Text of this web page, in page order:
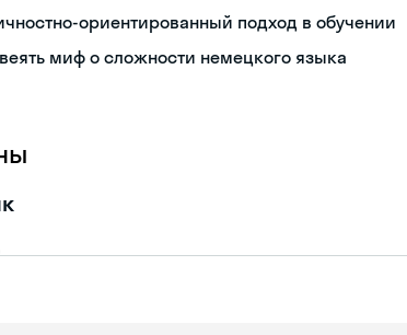
ориентированный подход в обучении
миф о сложности немецкого языка